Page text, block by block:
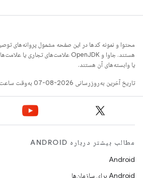
محتوا و نمونه کدها در این صفحه مشمول پروانه‌های
یا وابسته‌های آن هستند.
تاریخ آخرین به‌روزرسانی 2026-08-07 به‌وقت ساعت هماهنگ جهانی.
مطالب بیشتر درباره ANDROID
Android
Android برای سازمان‌ها